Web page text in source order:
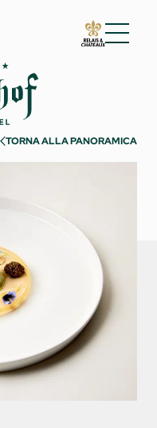
TORNA ALLA PANORAMICA